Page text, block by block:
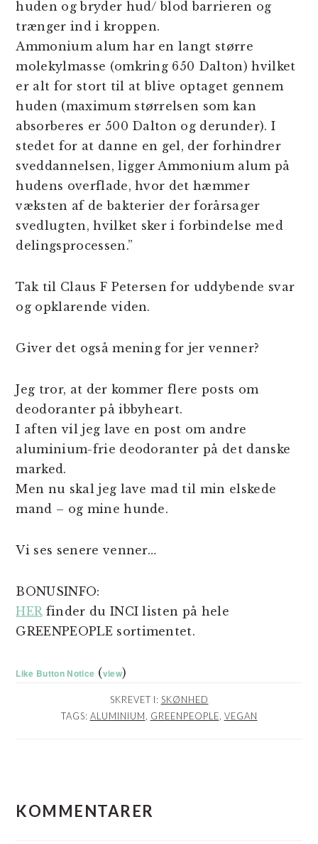
huden og bryder hud/ blod barrieren og
trænger ind i kroppen.
Ammonium alum har en langt større
molekylmasse (omkring 650 Dalton) hvilket
er alt for stort til at blive optaget gennem
huden (maximum størrelsen som kan
absorberes er 500 Dalton og derunder). I
stedet for at danne en gel, der forhindrer
sveddannelsen, ligger Ammonium alum på
hudens overflade, hvor det hæmmer
væksten af de bakterier der forårsager
svedlugten, hvilket sker i forbindelse med
delingsprocessen.”
Tak til Claus F Petersen for uddybende svar
og opklarende viden.
Giver det også mening for jer venner?
Jeg tror, at der kommer flere posts om
deodoranter på ibbyheart.
I aften vil jeg lave en post om andre
aluminium-frie deodoranter på det danske
marked.
Men nu skal jeg lave mad til min elskede
mand – og mine hunde.
Vi ses senere venner…
BONUSINFO:
HERfinder du INCI listen på hele
GREENPEOPLE sortimentet.
Like Button Notice (view)
SKREVET I: SKØNHED
TAGS: ALUMINIUM, GREENPEOPLE, VEGAN
KOMMENTARER